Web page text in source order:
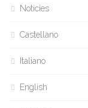
Notícies
Castellano
Italiano
English